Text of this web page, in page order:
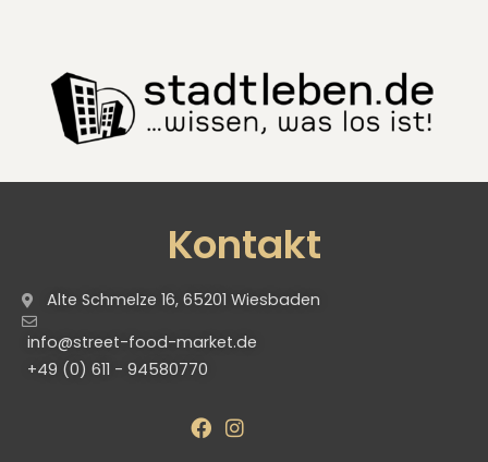
Kontakt
Alte Schmelze 16, 65201 Wiesbaden
info@street-food-market.de
+49 (0) 611 - 94580770